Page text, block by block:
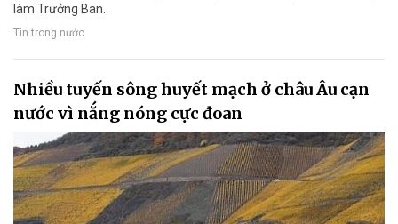
làm Trưởng Ban.
Tin trong nước
Nhiều tuyến sông huyết mạch ở châu Âu cạn
nước vì nắng nóng cực đoan